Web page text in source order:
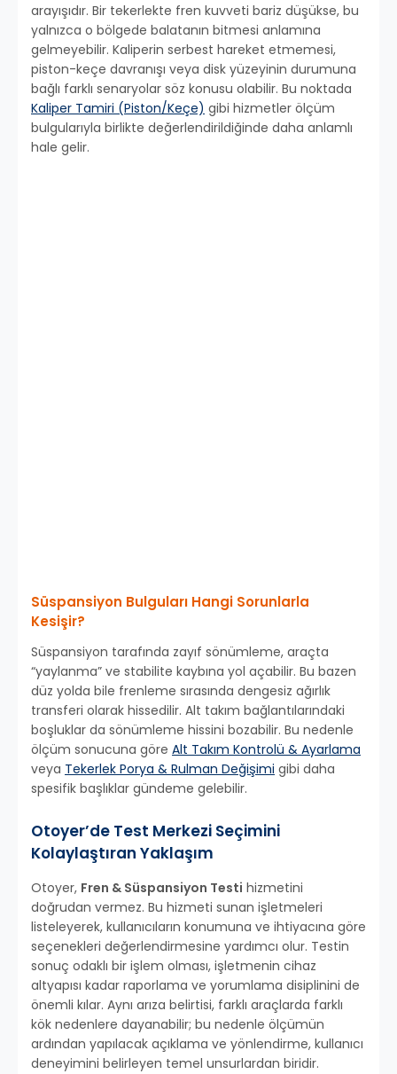
arayışıdır. Bir tekerlekte fren kuvveti bariz düşükse, bu
yalnızca o bölgede balatanın bitmesi anlamına
gelmeyebilir. Kaliperin serbest hareket etmemesi,
piston-keçe davranışı veya disk yüzeyinin durumuna
bağlı farklı senaryolar söz konusu olabilir. Bu noktada
Kaliper Tamiri (Piston/Keçe) gibi hizmetler ölçüm
bulgularıyla birlikte değerlendirildiğinde daha anlamlı
hale gelir.
Süspansiyon Bulguları Hangi Sorunlarla
Kesişir?
Süspansiyon tarafında zayıf sönümleme, araçta
“yaylanma” ve stabilite kaybına yol açabilir. Bu bazen
düz yolda bile frenleme sırasında dengesiz ağırlık
transferi olarak hissedilir. Alt takım bağlantılarındaki
boşluklar da sönümleme hissini bozabilir. Bu nedenle
ölçüm sonucuna göre Alt Takım Kontrolü & Ayarlama
veya Tekerlek Porya & Rulman Değişimi gibi daha
spesifik başlıklar gündeme gelebilir.
Otoyer’de Test Merkezi Seçimini
Kolaylaştıran Yaklaşım
Otoyer, Fren & Süspansiyon Testi hizmetini
doğrudan vermez. Bu hizmeti sunan işletmeleri
listeleyerek, kullanıcıların konumuna ve ihtiyacına göre
seçenekleri değerlendirmesine yardımcı olur. Testin
sonuç odaklı bir işlem olması, işletmenin cihaz
altyapısı kadar raporlama ve yorumlama disiplinini de
önemli kılar. Aynı arıza belirtisi, farklı araçlarda farklı
kök nedenlere dayanabilir; bu nedenle ölçümün
ardından yapılacak açıklama ve yönlendirme, kullanıcı
deneyimini belirleyen temel unsurlardan biridir.